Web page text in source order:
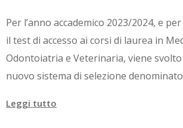
Per l’anno accademico 2023/2024, e
il test di accesso ai corsi di laurea in
Odontoiatria e Veterinaria, viene
nuovo sistema di selezione denominato
Leggi tutto